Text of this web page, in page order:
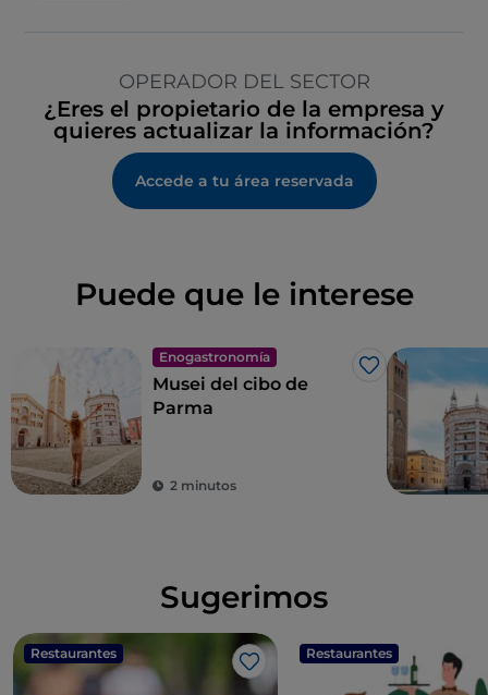
OPERADOR DEL SECTOR
¿Eres el propietario de la empresa y
quieres actualizar la información?
Accede a tu área reservada
Puede que le interese
Enogastronomía
Me gusta
Musei del cibo de
Parma
2 minutos
Sugerimos
Restaurantes
Me gusta
Restaurantes